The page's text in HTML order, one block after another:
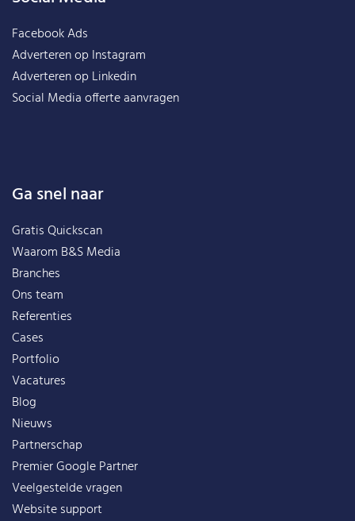
Facebook Ads
Adverteren op Instagram
Adverteren op Linkedin
Social Media offerte aanvragen
Ga snel naar
Gratis Quickscan
Waarom B&S Media
Branches
Ons team
Referenties
Cases
Portfolio
Vacatures
Blog
Nieuws
Partnerschap
Premier Google Partner
Veelgestelde vragen
Website support